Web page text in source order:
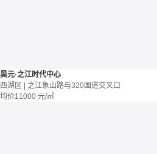
昊元·之江时代中心
西湖区 | 之江象山路与320国道交叉口
均价11000 元/㎡